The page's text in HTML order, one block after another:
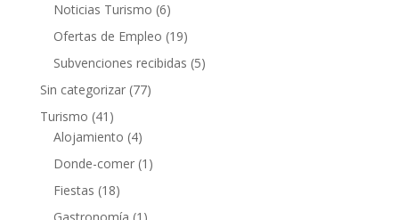
Noticias Turismo (6)
Ofertas de Empleo (19)
Subvenciones recibidas (5)
Sin categorizar(77)
Turismo (41)
Alojamiento (4)
Donde-comer(1)
Fiestas (18)